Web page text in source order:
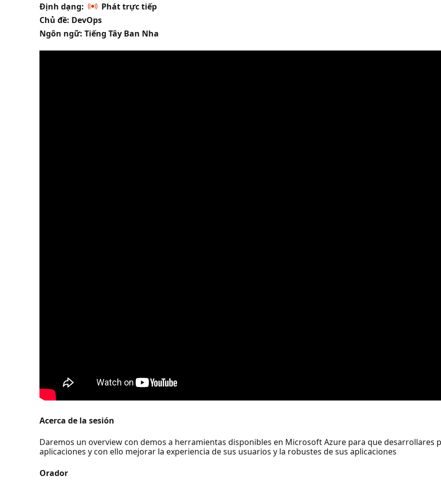
Định dạng:
Phát trực tiếp
Chủ đề: DevOps
Ngôn ngữ: Tiếng Tây Ban Nha
Acerca de la sesión
Daremos un overview con demos a herramientas disponibles en Microsoft Azure para que desarrollares
aplicaciones y con ello mejorar la experiencia de sus usuarios y la robustes de sus aplicaciones
Orador